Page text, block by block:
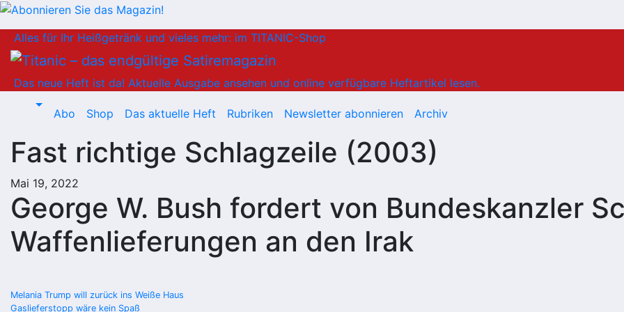
Inhalt
springen
Alles für Ihr Heißgetränk und vieles mehr: im TITANIC-Shop
Das neue Heft ist da! Aktuelle Ausgabe ansehen und online verfügbare Heftartikel lesen.
Abo Shop Das aktuelle Heft Rubriken Newsletter abonnieren Archiv
Fast richtige Schlagzeile (2003)
Mai 19, 2022
George W. Bush fordert von Bundeskanzler
Waffenlieferungen an den Irak
Beitragsnavigation
Melania Trump will zurück ins Weiße Haus
Gaslieferstopp wäre kein Spaß